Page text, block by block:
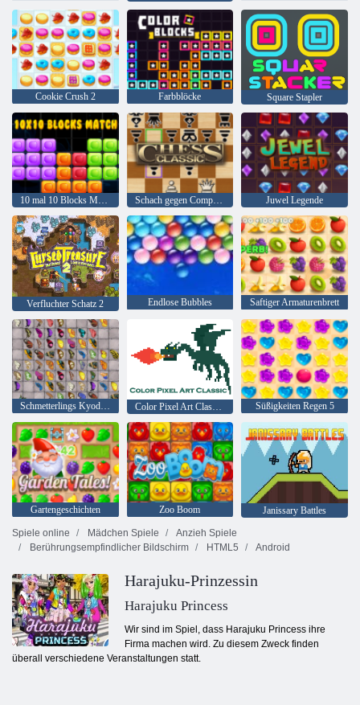
Cookie Crush 2 Farbblöcke Square Stapler
10 mal 10 Blocks Match Schach gegen Computer Juwel Legende
Verfluchter Schatz 2 Endlose Bubbles Saftiger Armaturenbrett
Schmetterlings Kyodai HD Color Pixel Art Classic Classic Süßigkeiten Regen 5
Gartengeschichten Zoo Boom
Janissary Battles
Spiele online
Mädchen Spiele
Anzieh Spiele
Berührungsempfindlicher Bildschirm
HTML5 Android
Harajuku-Prinzessin
Harajuku Princess
Wir sind im Spiel, dass Harajuku Princess ihre
Firma machen wird. Zu diesem Zweck finden
überall verschiedene Veranstaltungen statt.